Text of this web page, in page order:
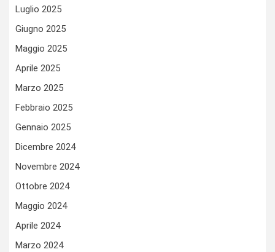
Luglio 2025
Giugno 2025
Maggio 2025
Aprile 2025
Marzo 2025
Febbraio 2025
Gennaio 2025
Dicembre 2024
Novembre 2024
Ottobre 2024
Maggio 2024
Aprile 2024
Marzo 2024